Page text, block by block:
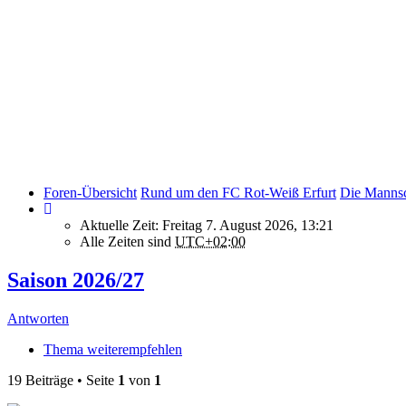
Foren-Übersicht Rund um den FC Rot-Weiß Erfurt Die
Aktuelle Zeit: Freitag 7. August 2026, 13:21
Alle Zeiten sind UTC+02:00
Saison 2026/27
Antworten
Thema weiterempfehlen
19 Beiträge • Seite 1 von 1